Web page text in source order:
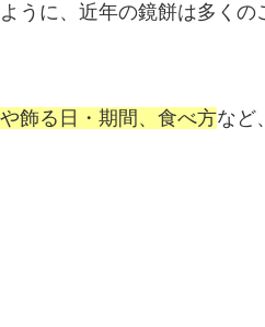
うに、近年の鏡餅は多くの
飾る日・期間、食べ方など